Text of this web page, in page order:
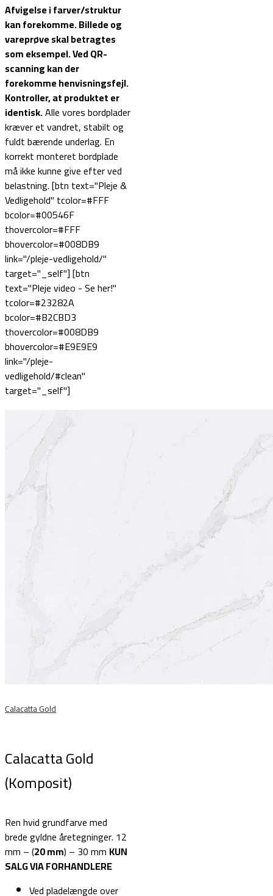
Afvigelse i farver/struktur
kan forekomme. Billede og
vareprøve skal betragtes
som eksempel.Ved QR-
scanning kan der
forekomme henvisningsfejl.
Kontroller, at produktet er
identisk.Alle vores bordplader
kræver et vandret, stabilt og
fuldt bærende underlag. En
korrekt monteret bordplade
må ikke kunne give efter ved
belastning. [btn text="Pleje &
Vedligehold" tcolor=#FFF
bcolor=#00546F
thovercolor=#FFF
bhovercolor=#008DB9
link="/pleje-vedligehold/"
target="_self"] [btn
text="Pleje video - Se her!"
tcolor=#23282A
bcolor=#B2CBD3
thovercolor=#008DB9
bhovercolor=#E9E9E9
link="/pleje-
vedligehold/#clean"
target="_self"]
Calacatta Gold
Calacatta Gold
(Komposit)
Ren hvid grundfarve med
brede gyldne åretegninger. 12
mm – (20 mm) – 30 mm KUN
SALG VIA FORHANDLERE
Ved pladelængde over